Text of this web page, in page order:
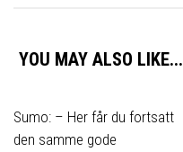
YOU MAY ALSO LIKE...
Sumo: – Her får du fortsatt
den samme gode